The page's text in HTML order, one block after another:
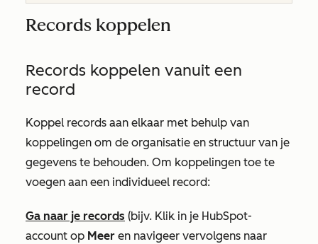
Records koppelen
Records koppelen vanuit een
record
Koppel records aan elkaar met behulp van
koppelingen om de organisatie en structuur van je
gegevens te behouden. Om koppelingen toe te
voegen aan een individueel record:
Ga naar je records (bijv. Klik in je HubSpot-
account op Meer en navigeer vervolgens naar